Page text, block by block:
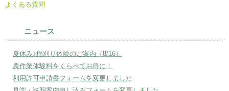
よくある質問
ニュース
夏休み♪稲刈り体験のご案内（8/16）
農作業体験料をくらべてお得に！
利用許可申請書フォームを変更しました